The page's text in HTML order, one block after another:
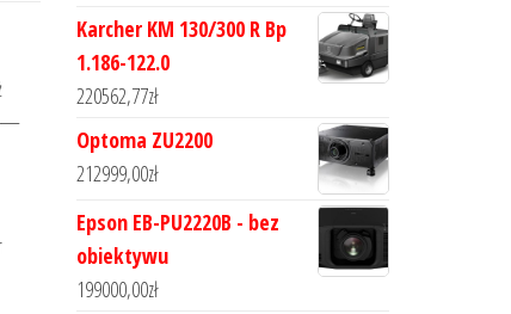
—
Karcher KM 130/300 R Bp
1.186-122.0
220562,77zł
Optoma ZU2200
212999,00zł
Epson EB-PU2220B - bez
obiektywu
199000,00zł